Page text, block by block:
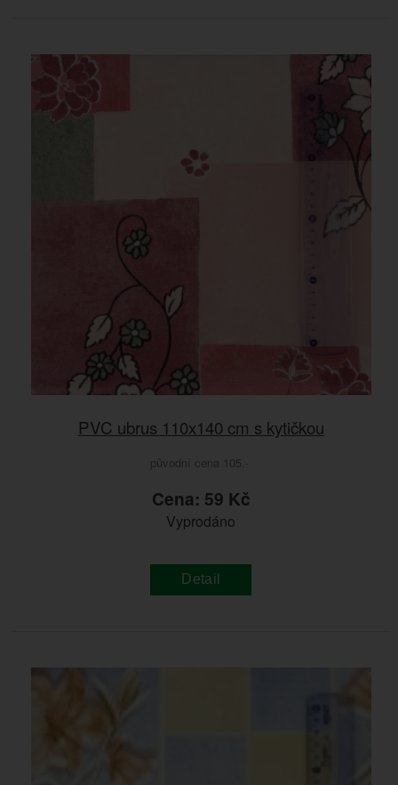
PVC ubrus 110x140 cm s kytičkou
původní cena 105.-
Cena: 59 Kč
Vyprodáno
Detail